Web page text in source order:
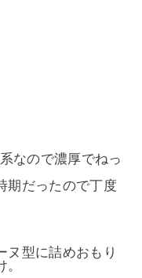
なので濃厚でねっ
期だったので丁度
ヌ型に詰めおもり